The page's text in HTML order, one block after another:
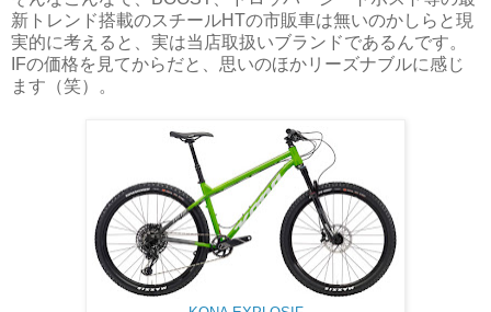
新トレンド搭載のスチールHTの市販車は無いのかしらと現
実的に考えると、実は当店取扱いブランドであるんです。
IFの価格を見てからだと、思いのほかリーズナブルに感じ
ます（笑）。